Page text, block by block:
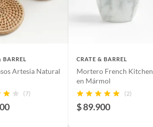
BARREL
Artesia Natural
(7)
CRATE & BARREL
Mortero French Kitchen
en Mármol
(2)
$ 89.900